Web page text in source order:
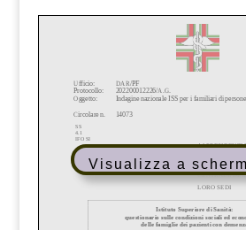
Visualizza a